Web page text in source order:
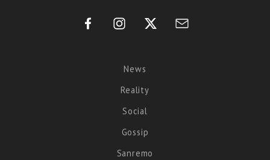
News
Reality
Social
Gossip
Sanremo